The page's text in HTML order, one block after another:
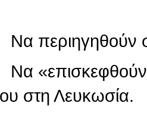
στον
τον
στη Λευκωσία.